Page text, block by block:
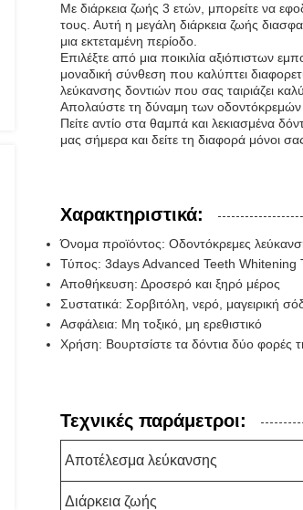
Με διάρκεια ζωής 3 ετών, μπορείτε να
τους. Αυτή η μεγάλη διάρκεια ζωής
μια εκτεταμένη περίοδο.
Επιλέξτε από μια ποικιλία αξιόπιστων
μοναδική σύνθεση που καλύπτει
λεύκανσης δοντιών που σας ταιριάζει
Απολαύστε τη δύναμη των οδοντόκρεμών
Πείτε αντίο στα θαμπά και λεκιασμένα
μας σήμερα και δείτε τη διαφορά μόνοι
Χαρακτηριστικά:
Όνομα προϊόντος: Οδοντόκρεμες
Τύπος: 3days Advanced Teeth Whitening
Αποθήκευση: Δροσερό και ξηρό μέρος
Συστατικά: Σορβιτόλη, νερό, μαγειρική
Ασφάλεια: Μη τοξικό, μη ερεθιστικό
Χρήση: Βουρτσίστε τα δόντια δύο φορές
Τεχνικές παράμετροι:
Αποτέλεσμα λεύκανσης
Διάρκεια ζωής